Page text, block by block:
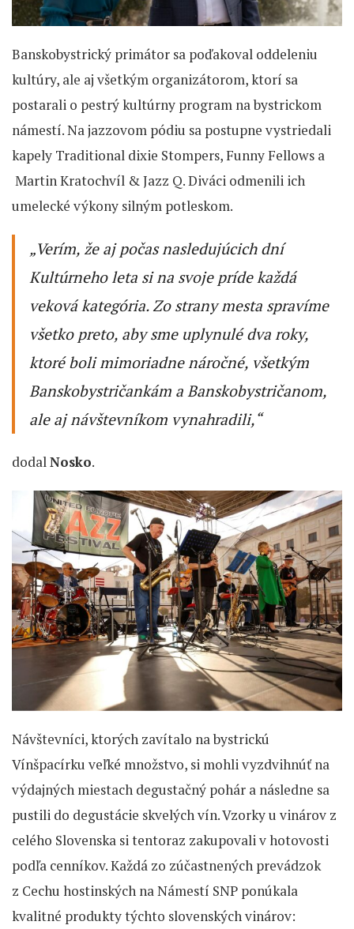
Banskobystrický primátor sa poďakoval oddeleniu
kultúry, ale aj všetkým organizátorom, ktorí sa
postarali o pestrý kultúrny program na bystrickom
námestí. Na jazzovom pódiu sa postupne vystriedali
kapely Traditional dixie Stompers, Funny Fellows a
Martin Kratochvíl & Jazz Q. Diváci odmenili ich
umelecké výkony silným potleskom.
„Verím, že aj počas nasledujúcich dní
Kultúrneho leta si na svoje príde každá
veková kategória. Zo strany mesta spravíme
všetko preto, aby sme uplynulé dva roky,
ktoré boli mimoriadne náročné, všetkým
Banskobystričankám a Banskobystričanom,
ale aj návštevníkom vynahradili,“
dodalNosko.
Návštevníci, ktorých zavítalo na bystrickú
Vínšpacírku veľké množstvo, si mohli vyzdvihnúť na
výdajných miestach degustačný pohár a následne sa
pustili do degustácie skvelých vín. Vzorky u vinárov z
celého Slovenska si tentoraz zakupovali v hotovosti
podľa cenníkov. Každá zo zúčastnených prevádzok
z Cechu hostinských na Námestí SNP ponúkala
kvalitné produkty týchto slovenských vinárov: